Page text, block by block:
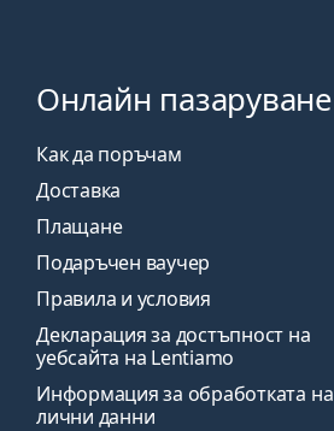
Онлайн пазаруване
Как да поръчам
Доставка
Плащане
Подаръчен ваучер
Правила и условия
Декларация за достъпност на
уебсайта на Lentiamo
Информация за обработката на
лични данни